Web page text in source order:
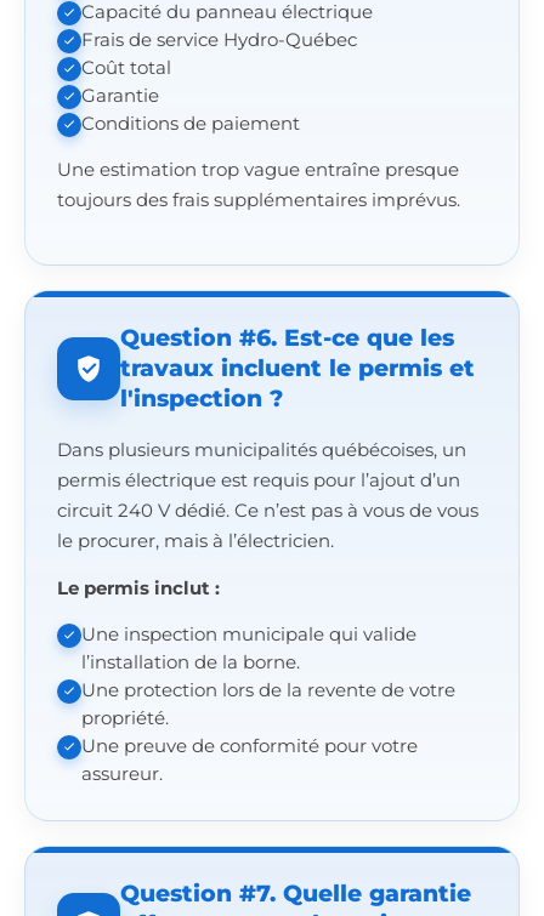
Capacité du panneau électrique
Frais de service Hydro-Québec
Coût total
Garantie
Conditions de paiement
Une estimation trop vague entraîne presque
toujours des frais supplémentaires imprévus.
Question #6. Est-ce que les
travaux incluent le permis et
l'inspection ?
Dans plusieurs municipalités québécoises, un
permis électrique est requis pour l’ajout d’un
circuit 240 V dédié. Ce n’est pas à vous de vous
le procurer, mais à l’électricien.
Le permis inclut :
Une inspection municipale qui valide
l’installation de la borne.
Une protection lors de la revente de votre
propriété.
Une preuve de conformité pour votre
assureur.
Question #7. Quelle garantie